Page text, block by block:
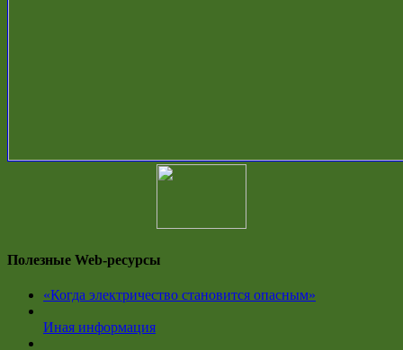
Полезные Web-ресурсы
«Когда электричество становится опасным»
Иная информация